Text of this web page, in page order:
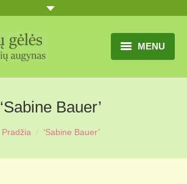
MENU
TITULINIS
GĖLIŲ KATALOGAS
PRANEŠIMAI
‘Sabine Bauer’
Pradžia ‘Sabine Bauer’